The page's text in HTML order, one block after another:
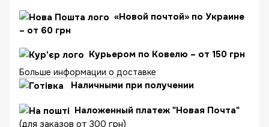
«Новой почтой» по Украине
– от 60 грн
Курьером по Ковелю – от 150 грн
Больше информации о доставке
Наличными при получении
Наложенный платеж "Новая Почта"
(для заказов от 300 грн)